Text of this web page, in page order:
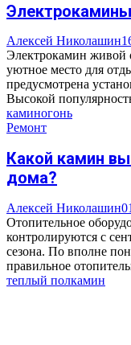
Алексей Николашин
Электрокамин живой
уютное место для
предусмотрена
Высокой
каминогонь
Ремонт
Какой камин
дома?
Алексей Николашин
Отопительное
контролируются с
сезона. По вполне
правильное
теплый полкамин